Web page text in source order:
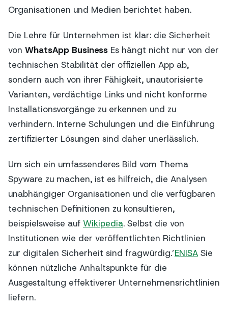
Organisationen und Medien berichtet haben.
Die Lehre für Unternehmen ist klar: die Sicherheit
von WhatsApp Business Es hängt nicht nur von der
technischen Stabilität der offiziellen App ab,
sondern auch von ihrer Fähigkeit, unautorisierte
Varianten, verdächtige Links und nicht konforme
Installationsvorgänge zu erkennen und zu
verhindern. Interne Schulungen und die Einführung
zertifizierter Lösungen sind daher unerlässlich.
Um sich ein umfassenderes Bild vom Thema
Spyware zu machen, ist es hilfreich, die Analysen
unabhängiger Organisationen und die verfügbaren
technischen Definitionen zu konsultieren,
beispielsweise auf Wikipedia. Selbst die von
Institutionen wie der veröffentlichten Richtlinien
zur digitalen Sicherheit sind fragwürdig.’ENISA Sie
können nützliche Anhaltspunkte für die
Ausgestaltung effektiverer Unternehmensrichtlinien
liefern.